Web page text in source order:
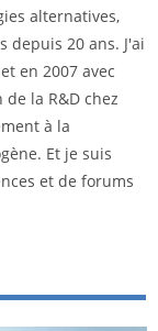
alternatives,
depuis 20 ans. J'ai
en 2007 avec
la R&D chez
à la
Et je suis
et de forums